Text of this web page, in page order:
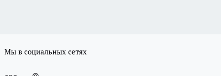
Мы в социальных сетях